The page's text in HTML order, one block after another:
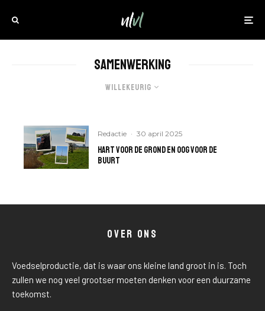
samenwerking
Willekeurig
Redactie · 30 april 2025
Hart voor de grond en oog voor de
buurt
OVER ONS
Voedselproductie, dat is waar ons kleine land groot in is. Toch
zullen we nog veel grootser moeten denken voor een duurzame
toekomst.